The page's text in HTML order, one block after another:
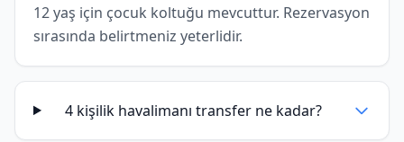
12 yaş için çocuk koltuğu mevcuttur. Rezervasyon
sırasında belirtmeniz yeterlidir.
4 kişilik havalimanı transfer ne kadar?